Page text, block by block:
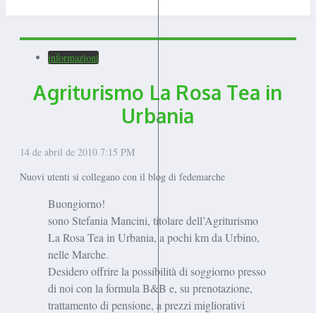
informazioni
Agriturismo La Rosa Tea in
Urbania
14 de abril de 2010 7:15 PM
Nuovi utenti si collegano con il blog di fedemarche
Buongiorno!
sono Stefania Mancini, titolare dell’Agriturismo
La Rosa Tea in Urbania, a pochi km da Urbino,
nelle Marche.
Desidero offrire la possibilità di soggiorno presso
di noi con la formula B&B e, su prenotazione,
trattamento di pensione, a prezzi migliorativi